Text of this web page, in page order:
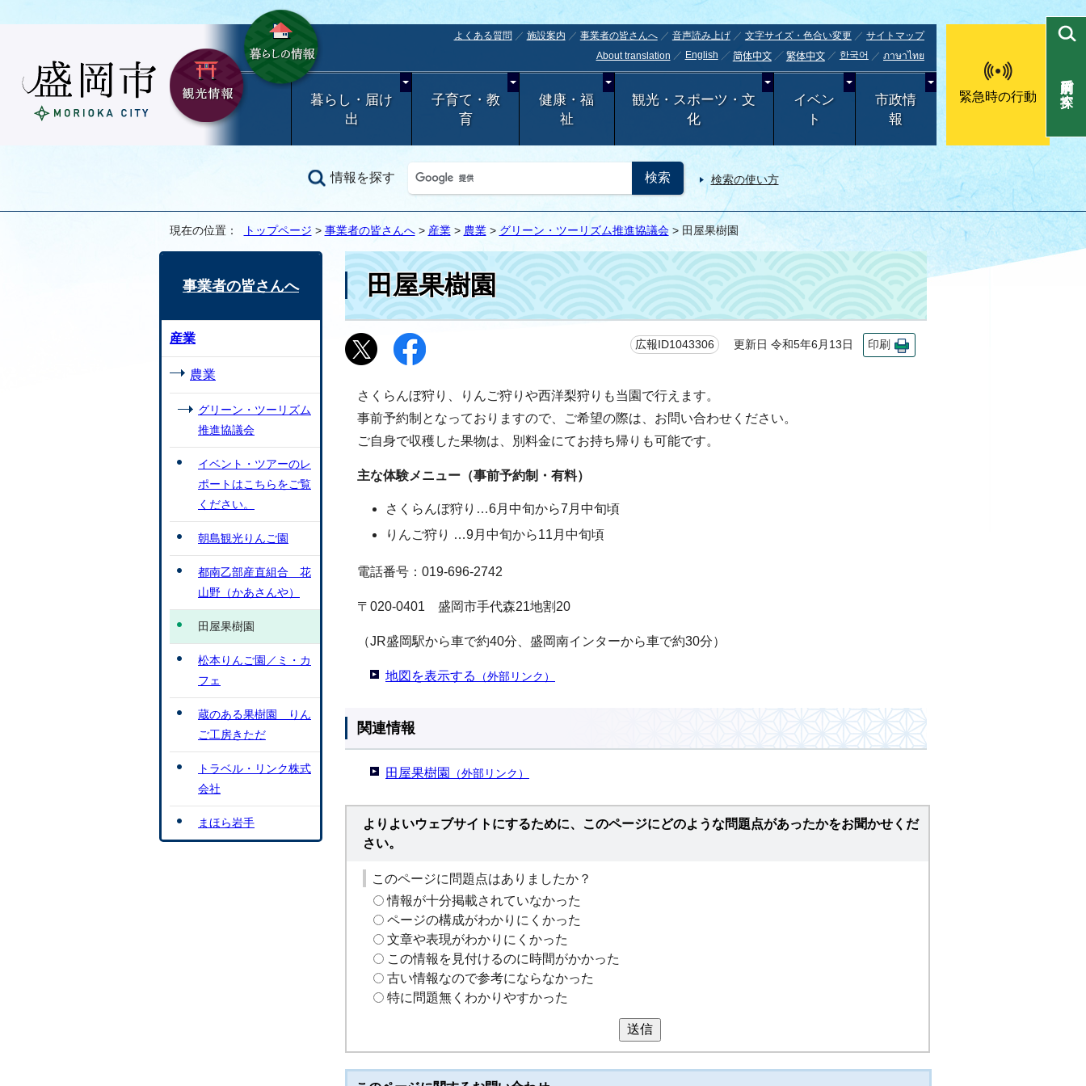
よくある質問 施設案内 事業者の皆さんへ 音声読み上げ 文字サイズ・色合い変更
サイトマップ
About translation
English 简体中文 繁体中文 한국어 ภาษาไทย
暮らし・届け
出
子育て・教
育
健康・福
祉
観光・スポーツ・文
化
イベン
ト
市政情
報
緊急時の行動
情報を探す 検索の使い方
目的別で探す
現在の位置： トップページ > 事業者の皆さんへ> 産業> 農業> グリーン・ツーリズム推進協議会> 田屋果樹園
田屋果樹園
広報ID1043306 更新日 令和5年6月13日 印刷
さくらんぼ狩り、りんご狩りや西洋梨狩りも当園で行えます。
事前予約制となっておりますので、ご希望の際は、お問い合わせください。
ご自身で収穫した果物は、別料金にてお持ち帰りも可能です。
主な体験メニュー（事前予約制・有料）
さくらんぼ狩り…6月中旬から7月中旬頃
りんご狩り …9月中旬から11月中旬頃
電話番号：019-696-2742
〒020-0401 盛岡市手代森21地割20
（JR盛岡駅から車で約40分、盛岡南インターから車で約30分）
地図を表示する （外部リンク）
関連情報
田屋果樹園 （外部リンク）
よりよいウェブサイトにするために、このページにどのような問題点があったかをお聞かせくだ
さい。
このページに問題点はありましたか？
情報が十分掲載されていなかった
ページの構成がわかりにくかった
文章や表現がわかりにくかった
この情報を見付けるのに時間がかかった
古い情報なので参考にならなかった
特に問題無くわかりやすかった
送信
事業者の皆さんへ
産業
農業
グリーン・ツーリズム
推進協議会
イベント・ツアーのレ
ポートはこちらをご覧
ください。
朝島観光りんご園
都南乙部産直組合 花
山野（かあさんや）
田屋果樹園
松本りんご園／ミ・カ
フェ
蔵のある果樹園 りん
ご工房きただ
トラベル・リンク株式
会社
まほら岩手